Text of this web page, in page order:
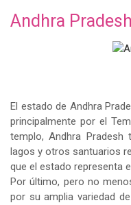
Andhra Pradesh
El estado de Andhra
principalmente por el
templo, Andhra Pradesh
lagos y otros santuarios
que el estado representa
Por último, pero no
por su amplia variedad